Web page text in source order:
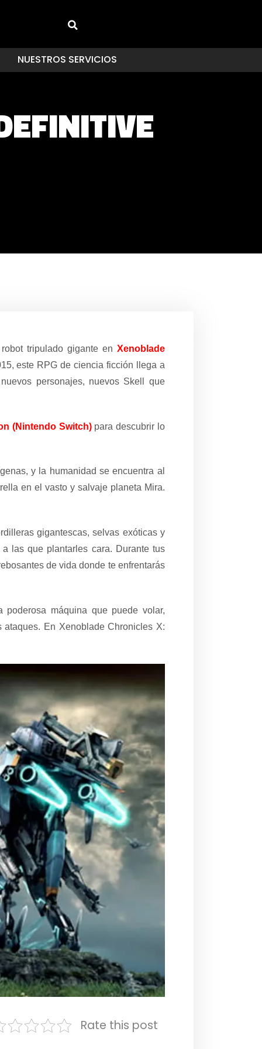
NUESTROS SERVICIOS
tripulado gigante en Xenoblade
este RPG de ciencia ficción llega a
personajes, nuevos Skell que
(Nintendo Switch) para descubrir lo
y la humanidad se encuentra al
en el vasto y salvaje planeta Mira.
gigantescas, selvas exóticas y
las que plantarles cara. Durante tus
de vida donde te enfrentarás
máquina que puede volar,
En Xenoblade Chronicles X:
Rate this post